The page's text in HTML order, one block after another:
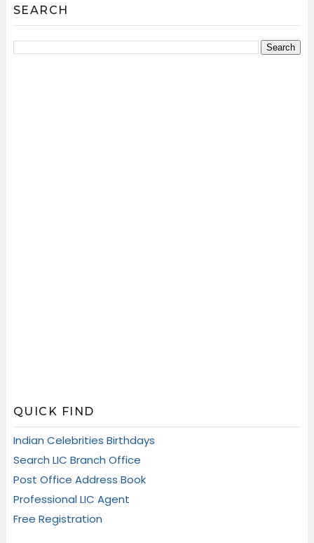
SEARCH
QUICK FIND
Indian Celebrities Birthdays
Search LIC Branch Office
Post Office Address Book
Professional LIC Agent
Free Registration